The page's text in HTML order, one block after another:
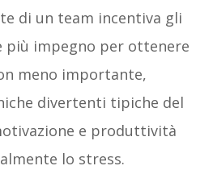
di un team incentiva gli
impegno per ottenere
meno importante,
divertenti tipiche del
e produttività
lo stress.